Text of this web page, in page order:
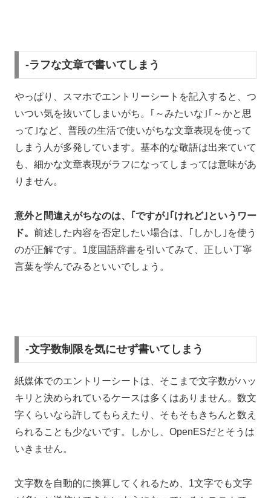
-ラフな文章で書いてしまう
やっぱり、スマホでエントリーシートを記入すると、つ
いつい気を抜いてしまいがち。｢～みたいな｣｢～かと思
って｣など、普段の生活で使いがちな文章表現を使って
しまう人が多発しています。基本的な敬語は出来ていて
も、細かな文章表現がラフになってしまっては意味があ
りません。
意外と間違えがちなのは、｢ですが｣｢けれど｣というワー
ド。 前述した内容を否定したい場合は、｢しかし｣を使う
のが正解です。1度国語辞書を引いてみて、正しい丁寧
言葉を学んでみるといいでしょう。
-文字数制限を気にせず書いてしまう
紙媒体でのエントリーシートは、そこまで文字数がハッ
キリと決められているケースは多くはありません。数文
字くらいなら許してもらえたり、そもそもきちんと数え
られることも少ないです。しかし、OpenESだとそうは
いきません。
文字数を自動的に換算してくれるため、1文字でも文字